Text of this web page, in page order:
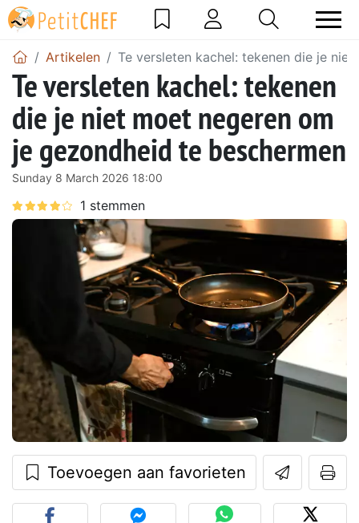
Artikelen Te versleten kachel: tekenen die je
Te versleten kachel: tekenen
die je niet moet negeren om
je gezondheid te beschermen
Sunday 8 March 2026 18:00
Toevoegen aan favorieten